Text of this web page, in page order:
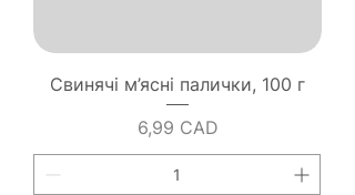
Свинячі м’ясні палички, 100 г
Ціна
6,99 CAD